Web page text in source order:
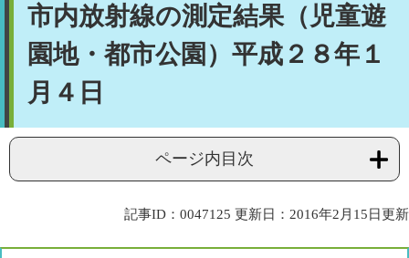
市内放射線の測定結果（児童遊
園地・都市公園）平成２８年１
月４日
ページ内目次
記事ID：0047125 更新日：2016年2月15日更新